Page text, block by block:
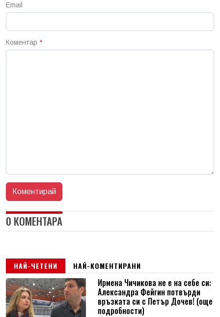
Email
Коментар *
0 КОМЕНТАРА
НАЙ-ЧЕТЕНИ НАЙ-КОМЕНТИРАНИ
Ирмена Чичикова не е на себе си:
Александра Фейгин потвърди
връзката си с Петър Дочев! (още
подробности)